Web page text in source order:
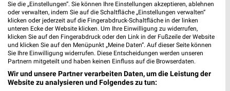
Sie die „Einstellungen“. Sie können Ihre Einstellungen akzeptieren, ablehnen
oder verwalten, indem Sie auf die Schaltfläche „Einstellungen verwalten“
klicken oder jederzeit auf die Fingerabdruck-Schaltfläche in der linken
unteren Ecke der Website klicken. Um Ihre Einwilligung zu widerrufen,
klicken Sie auf den Fingerabdruck oder den Link in der Fußzeile der Website
und klicken Sie auf den Menüpunkt „Meine Daten“. Auf dieser Seite können
Sie Ihre Einwilligung widerrufen. Diese Entscheidungen werden unseren
Partnern mitgeteilt und haben keinen Einfluss auf die Browserdaten.
Wir und unsere Partner verarbeiten Daten, um die Leistung der
Website zu analysieren und Folgendes zu tun: